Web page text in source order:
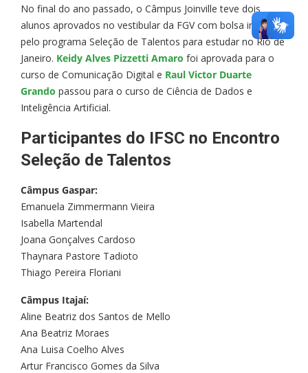
No final do ano passado, o Câmpus Joinville teve dois
alunos aprovados no vestibular da FGV com bolsa integral
pelo programa Seleção de Talentos para estudar no Rio de
Janeiro. Keidy Alves Pizzetti Amaro foi aprovada para o
curso de Comunicação Digital e Raul Victor Duarte
Grando passou para o curso de Ciência de Dados e
Inteligência Artificial.
Participantes do IFSC no Encontro
Seleção de Talentos
Câmpus Gaspar:
Emanuela Zimmermann Vieira
Isabella Martendal
Joana Gonçalves Cardoso
Thaynara Pastore Tadioto
Thiago Pereira Floriani
Câmpus Itajaí:
Aline Beatriz dos Santos de Mello
Ana Beatriz Moraes
Ana Luisa Coelho Alves
Artur Francisco Gomes da Silva